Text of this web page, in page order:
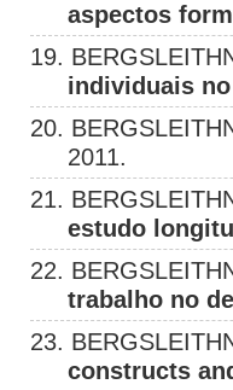
aspectos
19.
individuais
20.
2011.
21.
estudo
22.
trabalho no
23.
constructs